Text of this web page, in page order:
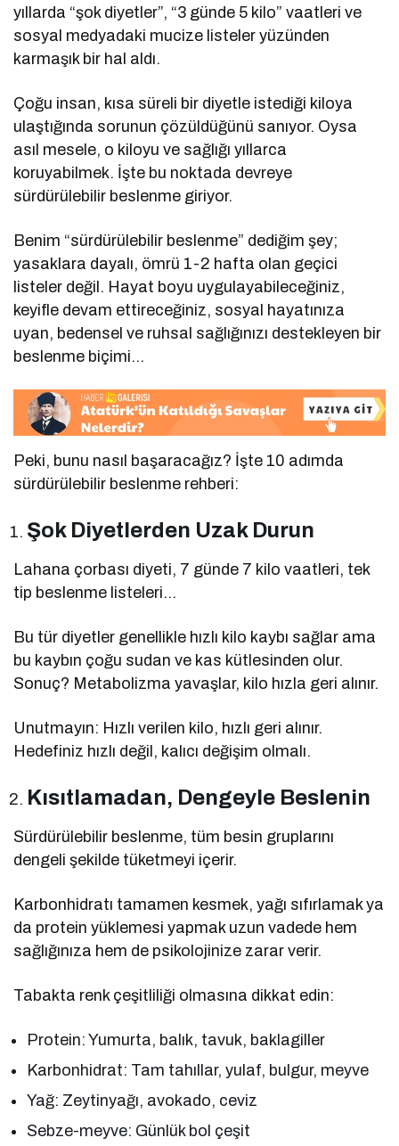
yıllarda “şok diyetler”, “3 günde 5 kilo” vaatleri ve
sosyal medyadaki mucize listeler yüzünden
karmaşık bir hal aldı.
Çoğu insan, kısa süreli bir diyetle istediği kiloya
ulaştığında sorunun çözüldüğünü sanıyor. Oysa
asıl mesele, o kiloyu ve sağlığı yıllarca
koruyabilmek. İşte bu noktada devreye
sürdürülebilir beslenme giriyor.
Benim “sürdürülebilir beslenme” dediğim şey;
yasaklara dayalı, ömrü 1-2 hafta olan geçici
listeler değil. Hayat boyu uygulayabileceğiniz,
keyifle devam ettireceğiniz, sosyal hayatınıza
uyan, bedensel ve ruhsal sağlığınızı destekleyen bir
beslenme biçimi…
Peki, bunu nasıl başaracağız? İşte 10 adımda
sürdürülebilir beslenme rehberi:
Şok Diyetlerden Uzak Durun
Lahana çorbası diyeti, 7 günde 7 kilo vaatleri, tek
tip beslenme listeleri…
Bu tür diyetler genellikle hızlı kilo kaybı sağlar ama
bu kaybın çoğu sudan ve kas kütlesinden olur.
Sonuç? Metabolizma yavaşlar, kilo hızla geri alınır.
Unutmayın: Hızlı verilen kilo, hızlı geri alınır.
Hedefiniz hızlı değil, kalıcı değişim olmalı.
Kısıtlamadan, Dengeyle Beslenin
Sürdürülebilir beslenme, tüm besin gruplarını
dengeli şekilde tüketmeyi içerir.
Karbonhidratı tamamen kesmek, yağı sıfırlamak ya
da protein yüklemesi yapmak uzun vadede hem
sağlığınıza hem de psikolojinize zarar verir.
Tabakta renk çeşitliliği olmasına dikkat edin:
Protein: Yumurta, balık, tavuk, baklagiller
Karbonhidrat: Tam tahıllar, yulaf, bulgur, meyve
Yağ: Zeytinyağı, avokado, ceviz
Sebze-meyve: Günlük bol çeşit